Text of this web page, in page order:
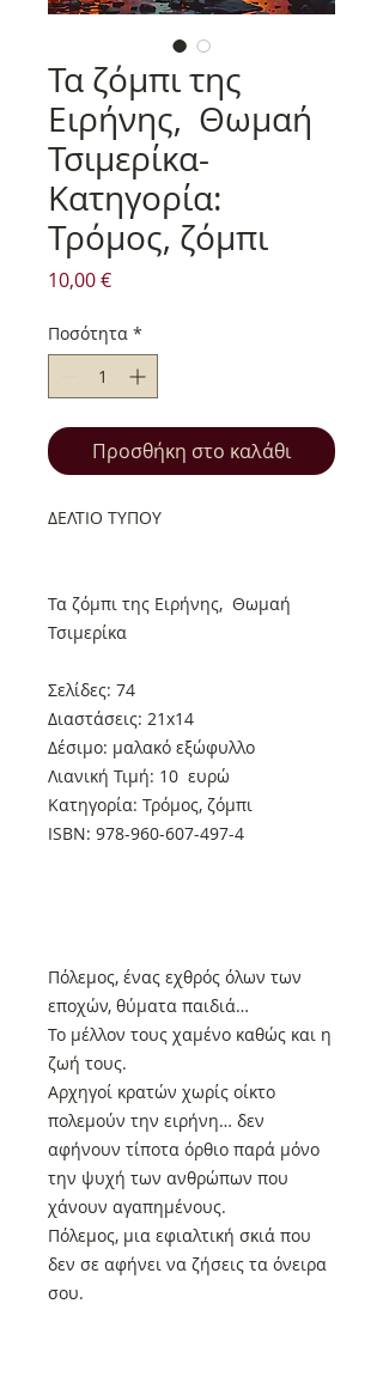
Τα ζόμπι της
Ειρήνης, Θωμαή
Τσιμερίκα-
Κατηγορία:
Τρόμος, ζόμπι
10,00 €Τιμή
Ποσότητα *
Προσθήκη στο καλάθι
ΔΕΛΤΙΟ ΤΥΠΟΥ
Τα ζόμπι της Ειρήνης, Θωμαή
Τσιμερίκα
Σελίδες: 74
Διαστάσεις: 21x14
Δέσιμο: μαλακό εξώφυλλο
Λιανική Τιμή: 10 ευρώ
Κατηγορία: Τρόμος, ζόμπι
ISBN: 978-960-607-497-4
Πόλεμος, ένας εχθρός όλων των
εποχών, θύματα παιδιά…
Το μέλλον τους χαμένο καθώς και η
ζωή τους.
Αρχηγοί κρατών χωρίς οίκτο
πολεμούν την ειρήνη… δεν
αφήνουν τίποτα όρθιο παρά μόνο
την ψυχή των ανθρώπων που
χάνουν αγαπημένους.
Πόλεμος, μια εφιαλτική σκιά που
δεν σε αφήνει να ζήσεις τα όνειρα
σου.